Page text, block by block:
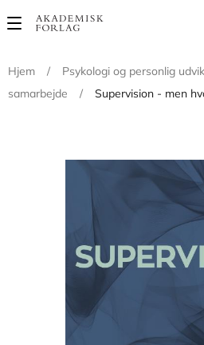
Main
Hjem
/ Psykologi og personlig
samarbejde
/ Supervision - men